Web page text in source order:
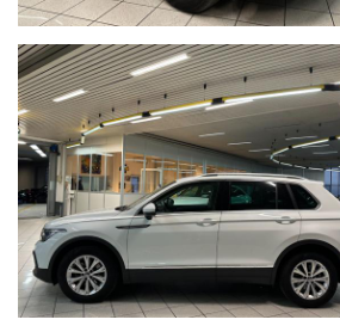
Fari led Auto
Auto Hold
Freno di stazionamento elettrico
USBc
Cambio automaticoDSG
Bracciolo
Clima automatico 3 zone
Pneumatici quattro stagioni Pirelli